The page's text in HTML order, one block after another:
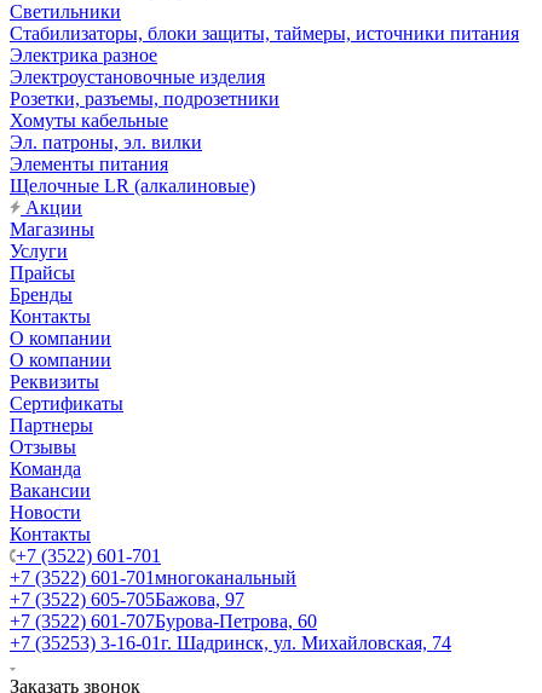
Светильники
Стабилизаторы, блоки защиты, таймеры, источники питания
Электрика разное
Электроустановочные изделия
Розетки, разъемы, подрозетники
Хомуты кабельные
Эл. патроны, эл. вилки
Элементы питания
Щелочные LR (алкалиновые)
Акции
Магазины
Услуги
Прайсы
Бренды
Контакты
О компании
О компании
Реквизиты
Сертификаты
Партнеры
Отзывы
Команда
Вакансии
Новости
Контакты
+7 (3522) 601-701
+7 (3522) 601-701многоканальный
+7 (3522) 605-705Бажова, 97
+7 (3522) 601-707Бурова-Петрова, 60
+7 (35253) 3-16-01г. Шадринск, ул. Михайловская, 74
Заказать звонок